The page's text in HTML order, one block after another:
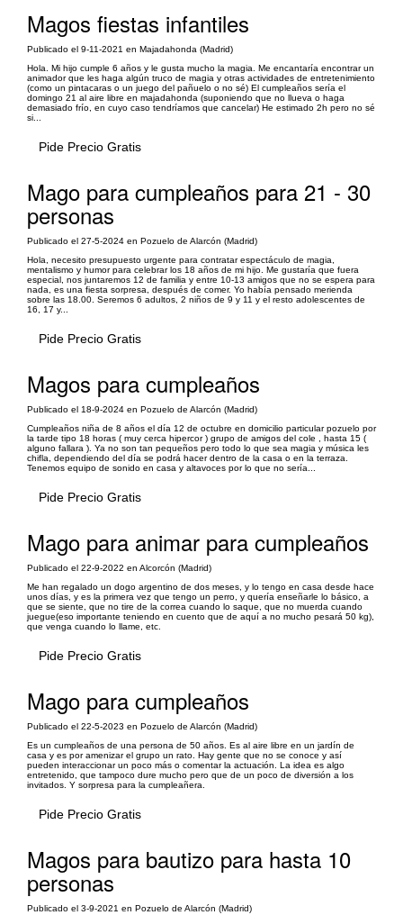
Magos fiestas infantiles
Publicado el 9-11-2021 en Majadahonda (Madrid)
Hola. Mi hijo cumple 6 años y le gusta mucho la magia. Me encantaría encontrar un
animador que les haga algún truco de magia y otras actividades de entretenimiento
(como un pintacaras o un juego del pañuelo o no sé) El cumpleaños sería el
domingo 21 al aire libre en majadahonda (suponiendo que no llueva o haga
demasiado frío, en cuyo caso tendríamos que cancelar) He estimado 2h pero no sé
si...
Pide Precio Gratis
Mago para cumpleaños para 21 - 30
personas
Publicado el 27-5-2024 en Pozuelo de Alarcón (Madrid)
Hola, necesito presupuesto urgente para contratar espectáculo de magia,
mentalismo y humor para celebrar los 18 años de mi hijo. Me gustaría que fuera
especial, nos juntaremos 12 de familia y entre 10-13 amigos que no se espera para
nada, es una fiesta sorpresa, después de comer. Yo había pensado merienda
sobre las 18.00. Seremos 6 adultos, 2 niños de 9 y 11 y el resto adolescentes de
16, 17 y...
Pide Precio Gratis
Magos para cumpleaños
Publicado el 18-9-2024 en Pozuelo de Alarcón (Madrid)
Cumpleaños niña de 8 años el día 12 de octubre en domicilio particular pozuelo por
la tarde tipo 18 horas ( muy cerca hipercor ) grupo de amigos del cole , hasta 15 (
alguno fallara ). Ya no son tan pequeños pero todo lo que sea magia y música les
chifla, dependiendo del día se podrá hacer dentro de la casa o en la terraza.
Tenemos equipo de sonido en casa y altavoces por lo que no sería...
Pide Precio Gratis
Mago para animar para cumpleaños
Publicado el 22-9-2022 en Alcorcón (Madrid)
Me han regalado un dogo argentino de dos meses, y lo tengo en casa desde hace
unos días, y es la primera vez que tengo un perro, y quería enseñarle lo básico, a
que se siente, que no tire de la correa cuando lo saque, que no muerda cuando
juegue(eso importante teniendo en cuento que de aquí a no mucho pesará 50 kg),
que venga cuando lo llame, etc.
Pide Precio Gratis
Mago para cumpleaños
Publicado el 22-5-2023 en Pozuelo de Alarcón (Madrid)
Es un cumpleaños de una persona de 50 años. Es al aire libre en un jardín de
casa y es por amenizar el grupo un rato. Hay gente que no se conoce y así
pueden interaccionar un poco más o comentar la actuación. La idea es algo
entretenido, que tampoco dure mucho pero que de un poco de diversión a los
invitados. Y sorpresa para la cumpleañera.
Pide Precio Gratis
Magos para bautizo para hasta 10
personas
Publicado el 3-9-2021 en Pozuelo de Alarcón (Madrid)